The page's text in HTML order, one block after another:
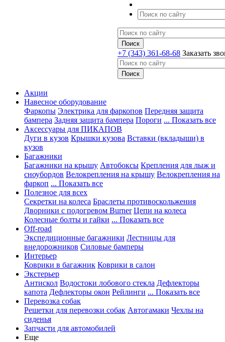
+7 (343) 361-68-68 Заказать
Акции
Навесное оборудование
Фаркопы Электрика для фаркопов Передняя защита
бампера Задняя защита бампера Пороги ... Показать все
Аксессуары для ПИКАПОВ
Дуги в кузов Крышки кузова Вставки (вкладыши) в
кузов
Багажники
Багажники на крышу Автобоксы Крепления для лыж и
сноубордов Велокрепления на крышу Велокрепления на
фаркоп ... Показать все
Полезное для всех
Секретки на колеса Браслеты противоскольжения
Дворники с подогревом Burner Цепи на колеса
Колесные болты и гайки ... Показать все
Off-road
Экспедиционные багажники Лестницы для
внедорожников Силовые бамперы
Интерьер
Коврики в багажник Коврики в салон
Экстерьер
Антискол Водостоки лобового стекла Дефлекторы
капота Дефлекторы окон Рейлинги ... Показать все
Перевозка собак
Решетки для перевозки собак Автогамаки Чехлы на
сиденья
Запчасти для автомобилей
Еще